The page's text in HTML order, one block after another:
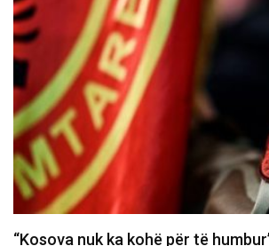
Haziri bën thirrje për